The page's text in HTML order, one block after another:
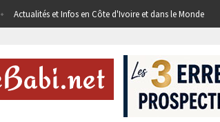
Actualités et Infos en Côte d'Ivoire et dans le Monde